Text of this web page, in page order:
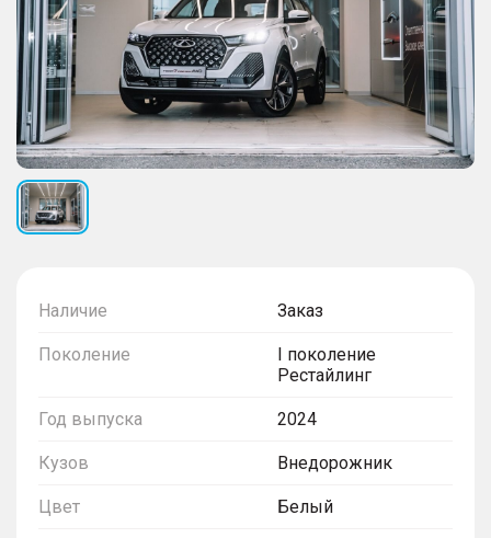
Наличие Заказ
Поколение
I поколение
Рестайлинг
Год выпуска 2024
Кузов Внедорожник
Цвет Белый